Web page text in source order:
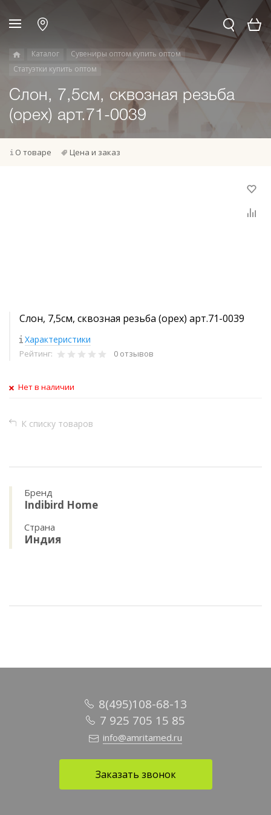
Каталог
Сувениры оптом купить оптом
Статуэтки купить оптом
Слон, 7,5см, сквозная резьба
(орех) арт.71-0039
О товаре Цена и заказ
Слон, 7,5см, сквозная резьба (орех) арт.71-0039
Характеристики
Рейтинг: 0 отзывов
Нет в наличии
К списку товаров
Бренд
Indibird Home
Страна
Индия
8(495)108-68-13
7 925 705 15 85
info@amritamed.ru
Заказать звонок